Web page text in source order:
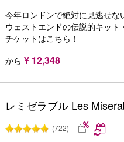
今年ロンドンで絶対に見逃せな
ウェストエンドの伝説的キッ
チケットはこちら！
から ¥ 12,348
レミゼラブル Les
(722)